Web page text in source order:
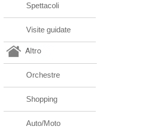
Spettacoli
Visite guidate
Altro
Orchestre
Shopping
Auto/Moto